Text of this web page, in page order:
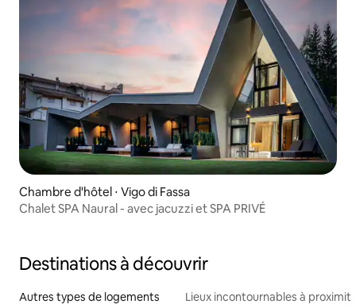
Chambre d'hôtel ⋅ Vigo di Fassa
Chalet SPA Naural - avec jacuzzi et SPA PRIVÉ
Destinations à découvrir
Autres types de logements Lieux incontournables à